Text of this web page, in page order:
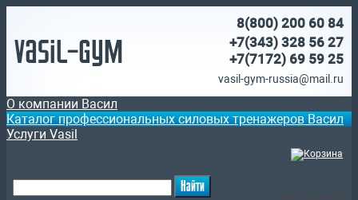
Vasil-Gym
8(800) 200 60 84
+7(343) 328 56 27
+7(7172) 69 59 25
vasil-gym-russia@mail.ru
О компании Васил
Каталог профессиональных силовых тренажеров Васил
Услуги Vasil